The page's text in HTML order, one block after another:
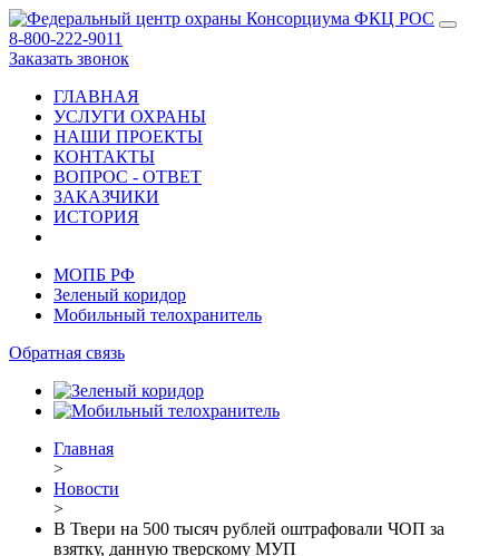
8-800-222-9011
Заказать звонок
ГЛАВНАЯ
УСЛУГИ ОХРАНЫ
НАШИ ПРОЕКТЫ
КОНТАКТЫ
ВОПРОС - ОТВЕТ
ЗАКАЗЧИКИ
ИСТОРИЯ
МОПБ РФ
Зеленый коридор
Мобильный телохранитель
Обратная связь
Главная
>
Новости
>
В Твери на 500 тысяч рублей оштрафовали ЧОП за
взятку, данную тверскому МУП